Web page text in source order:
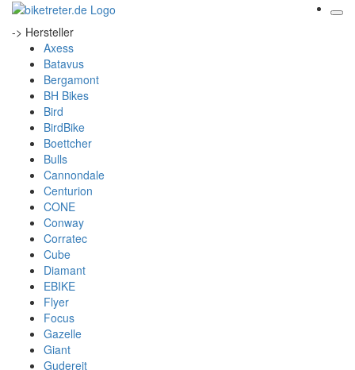
-> Hersteller
Axess
Batavus
Bergamont
BH Bikes
Bird
BirdBike
Boettcher
Bulls
Cannondale
Centurion
CONE
Conway
Corratec
Cube
Diamant
EBIKE
Flyer
Focus
Gazelle
Giant
Gudereit